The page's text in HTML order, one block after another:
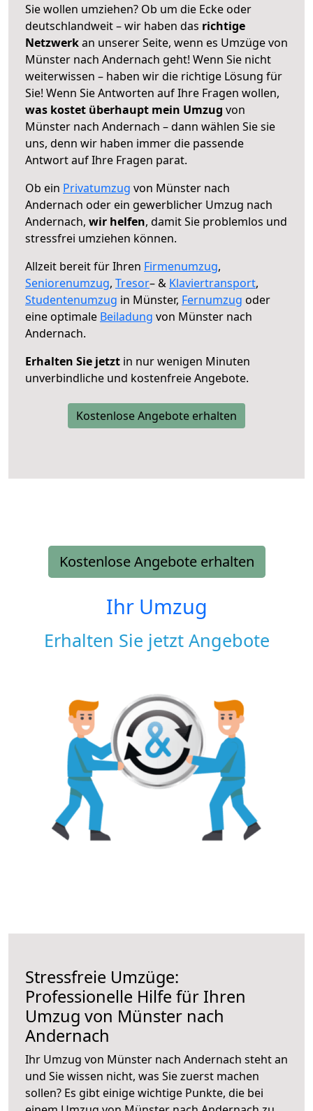
Sie wollen umziehen? Ob um die Ecke oder
deutschlandweit – wir haben das richtige
Netzwerkan unserer Seite, wenn es Umzüge von
Münster nach Andernach geht! Wenn Sie nicht
weiterwissen – haben wir die richtige Lösung für
Sie! Wenn Sie Antworten auf Ihre Fragen wollen,
was kostet überhaupt mein Umzug von
Münster nach Andernach – dann wählen Sie sie
uns, denn wir haben immer die passende
Antwort auf Ihre Fragen parat.
Ob ein Privatumzug von Münster nach
Andernach oder ein gewerblicher Umzug nach
Andernach, wir helfen, damit Sie problemlos und
stressfrei umziehen können.
Allzeit bereit für Ihren Firmenumzug,
Seniorenumzug, Tresor– & Klaviertransport,
Studentenumzug in Münster, Fernumzug oder
eine optimale Beiladung von Münster nach
Andernach.
Erhalten Sie jetzt in nur wenigen Minuten
unverbindliche und kostenfreie Angebote.
Kostenlose Angebote erhalten
Kostenlose Angebote erhalten
Ihr Umzug
Erhalten Sie jetzt Angebote
Stressfreie Umzüge:
Professionelle Hilfe für Ihren
Umzug von Münster nach
Andernach
Ihr Umzug von Münster nach Andernach steht an
und Sie wissen nicht, was Sie zuerst machen
sollen? Es gibt einige wichtige Punkte, die bei